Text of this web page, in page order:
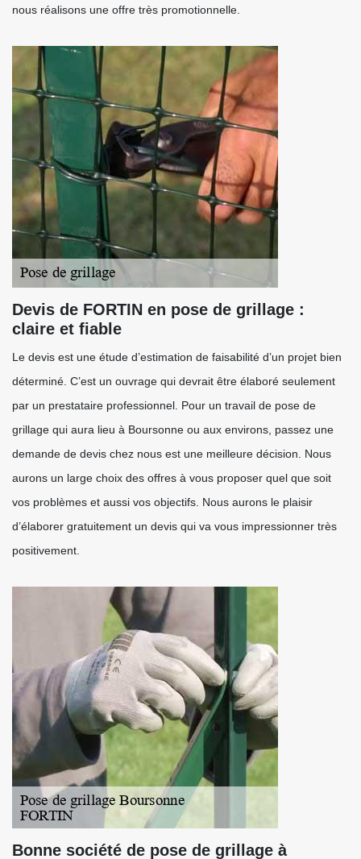
nous réalisons une offre très promotionnelle.
Devis de FORTIN en pose de grillage :
claire et fiable
Le devis est une étude d’estimation de faisabilité d’un projet bien
déterminé. C’est un ouvrage qui devrait être élaboré seulement
par un prestataire professionnel. Pour un travail de pose de
grillage qui aura lieu à Boursonne ou aux environs, passez une
demande de devis chez nous est une meilleure décision. Nous
aurons un large choix des offres à vous proposer quel que soit
vos problèmes et aussi vos objectifs. Nous aurons le plaisir
d’élaborer gratuitement un devis qui va vous impressionner très
positivement.
Bonne société de pose de grillage à